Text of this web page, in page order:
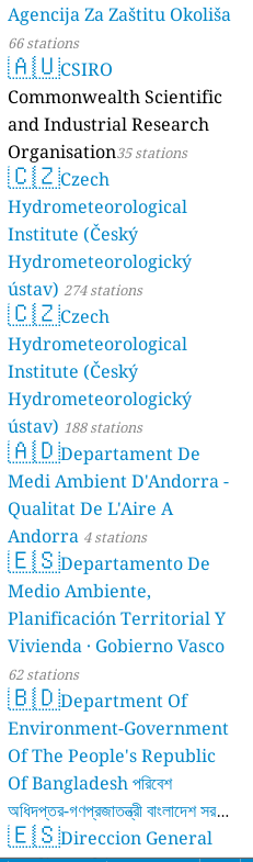
Agencija Za Zaštitu Okoliša
66 stations
🇦🇺CSIRO
Commonwealth Scientific
and Industrial Research
Organisation35 stations
🇨🇿Czech
Hydrometeorological
Institute (Český
Hydrometeorologický
ústav) 274 stations
🇨🇿Czech
Hydrometeorological
Institute (Český
Hydrometeorologický
ústav) 188 stations
🇦🇩Departament De
Medi Ambient D'Andorra -
Qualitat De L'Aire A
Andorra 4 stations
🇪🇸Departamento De
Medio Ambiente,
Planificación Territorial Y
Vivienda · Gobierno Vasco
62 stations
🇧🇩Department Of
Environment-Government
Of The People's Republic
Of Bangladesh পরিবেশ
অধিদপ্তর-গণপ্রজাতন্ত্রী বাংলাদেশ সরকার
17 stations
🇪🇸Direccion General